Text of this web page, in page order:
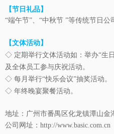
【节日礼品】
“端午节”、“中秋节 ”等传统节日公
【文体活动】
◇ 定期举行文体活动如：举办“生
及全体员工参与庆祝活动。
◇ 每月举行“快乐会议”抽奖活动。
◇ 年终晚宴聚餐活动。
地址：广州市番禺区化龙镇潭山金
公司网址：http://www.basic.com.cn